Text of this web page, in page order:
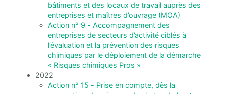
bâtiments et des locaux de travail auprès des
entreprises et maîtres d’ouvrage (MOA)
Action n° 9 - Accompagnement des
entreprises de secteurs d’activité ciblés à
l’évaluation et la prévention des risques
chimiques par le déploiement de la démarche
« Risques chimiques Pros »
2022
Action n° 15 - Prise en compte, dès la